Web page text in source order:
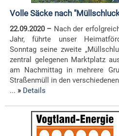
Volle Säcke nach
22.09.2020 – Nach der
Jahr, führte unser
Sonntag seine zweite
zentral gelegenen Marktplatz
am Nachmittag in mehrere
Straßenmüll in den
... » Details